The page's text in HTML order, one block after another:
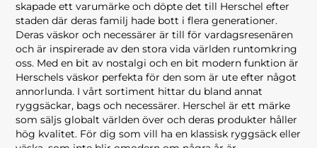
skapade ett varumärke och döpte det till Herschel efter
staden där deras familj hade bott i flera generationer.
Deras väskor och necessärer är till för vardagsresenären
och är inspirerade av den stora vida världen runtomkring
oss. Med en bit av nostalgi och en bit modern funktion är
Herschels väskor perfekta för den som är ute efter något
annorlunda. I vårt sortiment hittar du bland annat
ryggsäckar, bags och necessärer. Herschel är ett märke
som säljs globalt världen över och deras produkter håller
hög kvalitet. För dig som vill ha en klassisk ryggsäck eller